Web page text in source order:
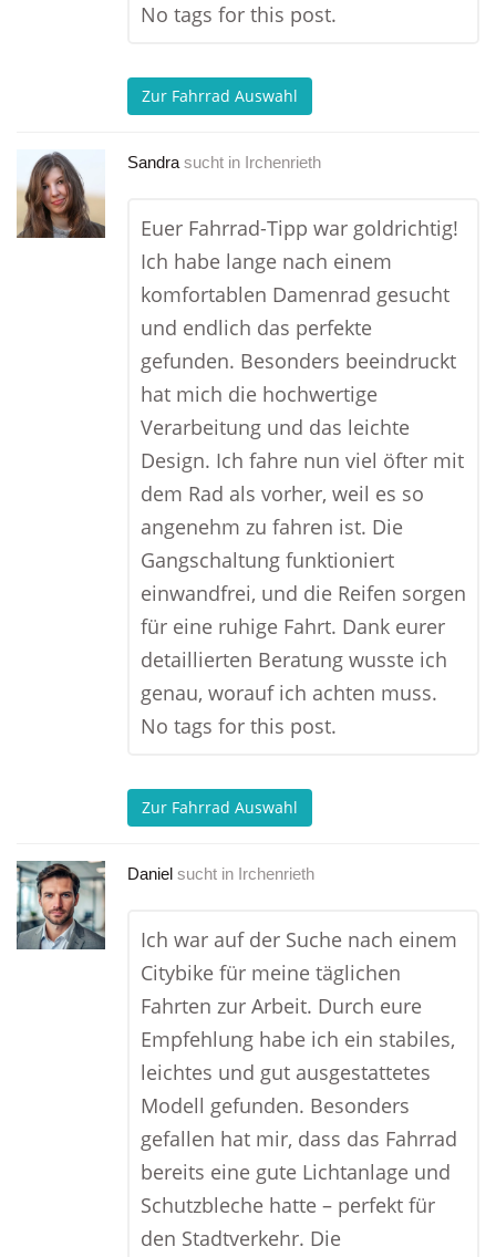
No tags for this post.
Zur Fahrrad Auswahl
Sandra sucht in Irchenrieth
Euer Fahrrad-Tipp war goldrichtig!
Ich habe lange nach einem
komfortablen Damenrad gesucht
und endlich das perfekte
gefunden. Besonders beeindruckt
hat mich die hochwertige
Verarbeitung und das leichte
Design. Ich fahre nun viel öfter mit
dem Rad als vorher, weil es so
angenehm zu fahren ist. Die
Gangschaltung funktioniert
einwandfrei, und die Reifen sorgen
für eine ruhige Fahrt. Dank eurer
detaillierten Beratung wusste ich
genau, worauf ich achten muss.
No tags for this post.
Zur Fahrrad Auswahl
Daniel sucht in Irchenrieth
Ich war auf der Suche nach einem
Citybike für meine täglichen
Fahrten zur Arbeit. Durch eure
Empfehlung habe ich ein stabiles,
leichtes und gut ausgestattetes
Modell gefunden. Besonders
gefallen hat mir, dass das Fahrrad
bereits eine gute Lichtanlage und
Schutzbleche hatte – perfekt für
den Stadtverkehr. Die